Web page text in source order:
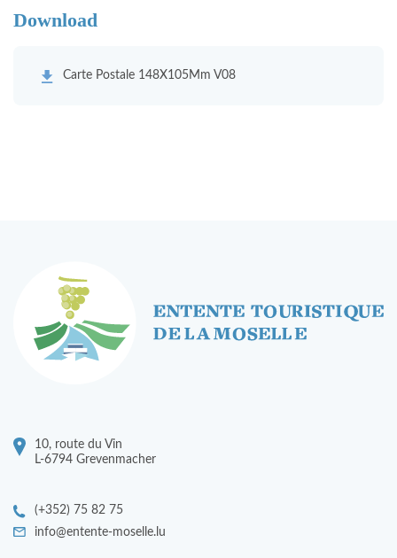
Download
Carte Postale 148X105Mm V08
10, route du Vin
L-6794 Grevenmacher
(+352) 75 82 75
info@entente-moselle.lu